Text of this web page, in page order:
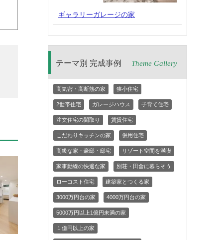
ギャラリーガレージの家
テーマ別 完成事例 Theme Gallery
高気密・高断熱の家 狭小住宅
2世帯住宅 ガレージハウス 子育て住宅
注文住宅の間取り 賃貸住宅
こだわりキッチンの家 併用住宅
高級な家・豪邸・邸宅 リゾート空間を満喫
家事動線の快適な家 別荘・田舎に暮らそう
ローコスト住宅 建築家とつくる家
3000万円台の家 4000万円台の家
5000万円以上1億円未満の家
１億円以上の家